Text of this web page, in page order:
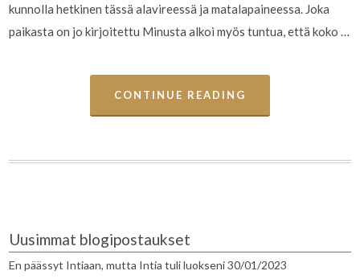
kunnolla hetkinen tässä alavireessä ja matalapaineessa. Joka
paikasta on jo kirjoitettu Minusta alkoi myös tuntua, että koko …
CONTINUE READING
Uusimmat blogipostaukset
En päässyt Intiaan, mutta Intia tuli luokseni30/01/2023